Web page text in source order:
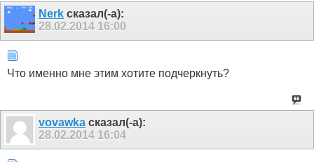
Nerk сказал(-а):
28.02.2014 16:00
Что именно мне этим хотите подчеркнуть?
vovawka сказал(-а):
28.02.2014 16:04